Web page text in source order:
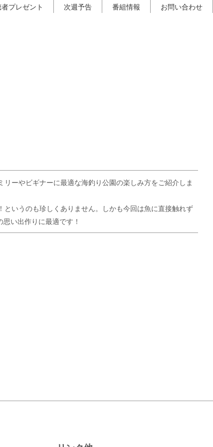
プレゼント 次週予告 番組情報 お問い合わせ
ーやビギナーに最適な海釣り公園の楽しみ方をご紹介しま
いうのも珍しくありません。しかも今回は魚に直接触れず
い出作りに最適です！